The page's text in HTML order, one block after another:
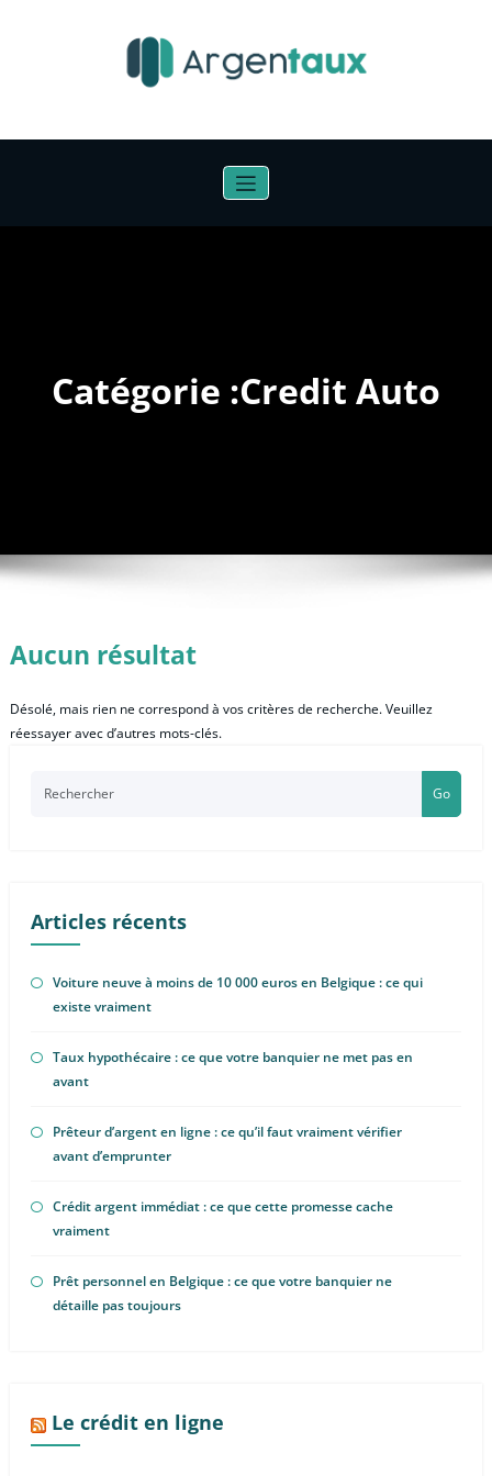
Catégorie :Credit Auto
Aucun résultat
Désolé, mais rien ne correspond à vos critères de recherche. Veuillez
réessayer avec d’autres mots-clés.
Go
Articles récents
Voiture neuve à moins de 10 000 euros en Belgique : ce qui
existe vraiment
Taux hypothécaire : ce que votre banquier ne met pas en
avant
Prêteur d’argent en ligne : ce qu’il faut vraiment vérifier
avant d’emprunter
Crédit argent immédiat : ce que cette promesse cache
vraiment
Prêt personnel en Belgique : ce que votre banquier ne
détaille pas toujours
Le crédit en ligne